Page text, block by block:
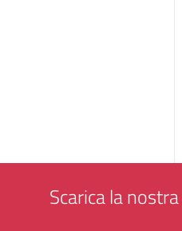
Scarica la